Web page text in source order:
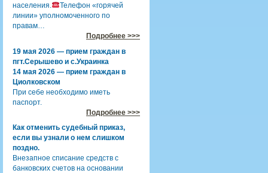
населения.
Телефон «горячей
линии» уполномоченного по
правам…
Подробнее >>>
19 мая 2026 — прием граждан в
пгт.Серышево и с.Украинка
14 мая 2026 — прием граждан в
Циолковском
При себе необходимо иметь
паспорт.
Подробнее >>>
Как отменить судебный приказ,
если вы узнали о нем слишком
поздно.
Внезапное списание средств с
банковских счетов на основании